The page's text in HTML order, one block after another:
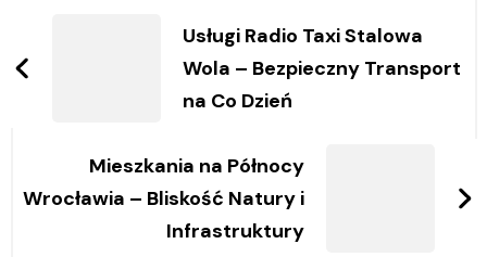
Usługi Radio Taxi Stalowa
Wola – Bezpieczny Transport
na Co Dzień
Mieszkania na Północy
Wrocławia – Bliskość Natury i
Infrastruktury